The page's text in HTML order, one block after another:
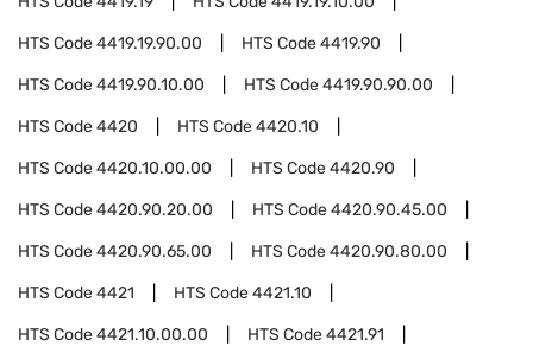
HTS Code4419.19.90.00 HTS Code4419.90
HTS Code4419.90.10.00 HTS Code4419.90.90.00
HTS Code4420 HTS Code4420.10
HTS Code4420.10.00.00 HTS Code4420.90
HTS Code4420.90.20.00 HTS Code4420.90.45.00
HTS Code4420.90.65.00 HTS Code4420.90.80.00
HTS Code4421 HTS Code4421.10
HTS Code4421.10.00.00 HTS Code4421.91